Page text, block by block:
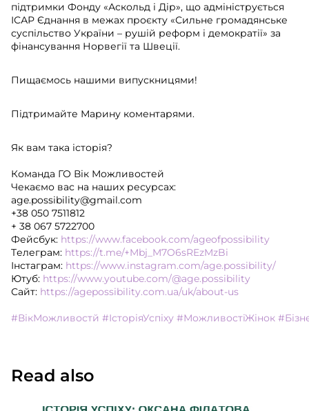
підтримки Фонду «Аскольд і Дір», що адмініструється
ІСАР Єднання в межах проєкту «Сильне громадянське
суспільство України – рушій реформ і демократії» за
фінансування Норвегії та Швеції.
Пищаємось нашими випускницями!
Підтримайте Марину коментарями.
Як вам така історія?
Команда ГО Вік Можливостей
Чекаємо вас на наших ресурсах:
age.possibility@gmail.com
+38 050 7511812
+ 38 067 5722700
Фейсбук: https://www.facebook.com/ageofpossibility
Tелеграм: https://t.me/+Mbj_M7O6sREzMzBi
Інстаграм: https://www.instagram.com/age.possibility/
Ютуб: https://www.youtube.com/@age.possibility
Сайт: https://agepossibility.com.ua/uk/about-us
#ВікМожливостй #ІсторіяУспіху #МожливостіЖінок
Read also